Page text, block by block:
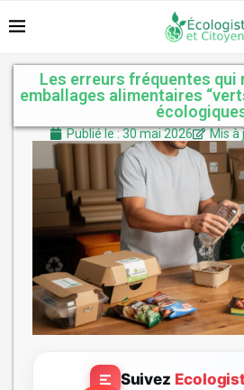
Les erreurs fréquentes qui
emballages alimentaires
Publié le : 30 mai 2026 Mis à
Suivez